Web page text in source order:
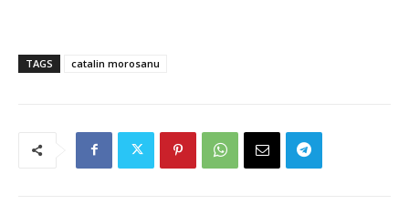
TAGS catalin morosanu